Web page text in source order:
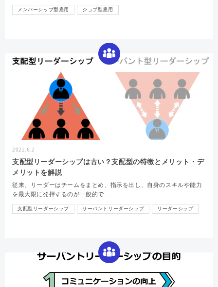
メンバーシップ型雇用 ジョブ型雇用
2022.6.2
支配型リーダーシップは古い？支配型の特徴とメリット・デ
メリットを解説
従来、リーダーはチームをまとめ、指示を出し、自身のスキルや能力
を最大限に発揮するのが一般的で…
支配型リーダーシップ サーバントリーダーシップ リーダーシップ